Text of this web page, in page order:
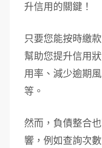
升信用的關鍵！
只要您能按時繳
幫助您提升信用
用率、減少逾期
等。
然而，負債整合
響，例如查詢次